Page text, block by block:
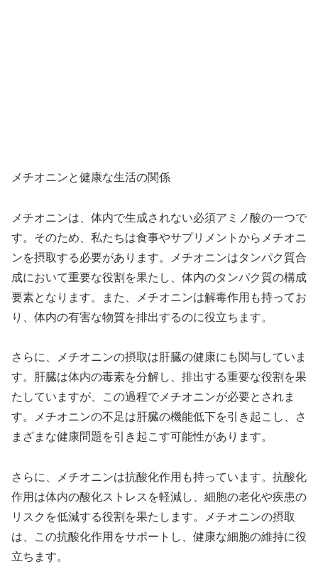
メチオニンと健康な生活の関係
メチオニンは、体内で生成されない必須アミノ酸の一つで
す。そのため、私たちは食事やサプリメントからメチオニ
ンを摂取する必要があります。メチオニンはタンパク質合
成において重要な役割を果たし、体内のタンパク質の構成
要素となります。また、メチオニンは解毒作用も持ってお
り、体内の有害な物質を排出するのに役立ちます。
さらに、メチオニンの摂取は肝臓の健康にも関与していま
す。肝臓は体内の毒素を分解し、排出する重要な役割を果
たしていますが、この過程でメチオニンが必要とされま
す。メチオニンの不足は肝臓の機能低下を引き起こし、さ
まざまな健康問題を引き起こす可能性があります。
さらに、メチオニンは抗酸化作用も持っています。抗酸化
作用は体内の酸化ストレスを軽減し、細胞の老化や疾患の
リスクを低減する役割を果たします。メチオニンの摂取
は、この抗酸化作用をサポートし、健康な細胞の維持に役
立ちます。